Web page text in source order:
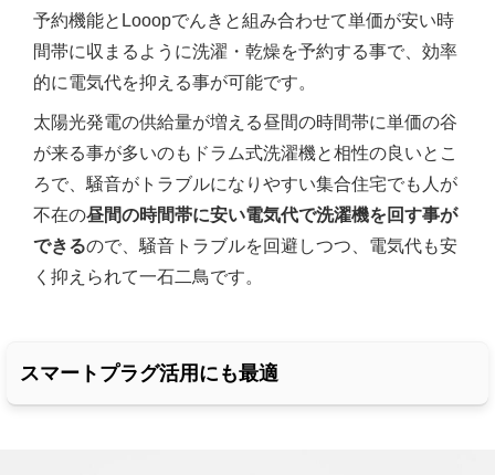
予約機能とLooopでんきと組み合わせて単価が安い時
間帯に収まるように洗濯・乾燥を予約する事で、効率
的に電気代を抑える事が可能です。
太陽光発電の供給量が増える昼間の時間帯に単価の谷
が来る事が多いのもドラム式洗濯機と相性の良いとこ
ろで、騒音がトラブルになりやすい集合住宅でも人が
不在の昼間の時間帯に安い電気代で洗濯機を回す事が
できるので、騒音トラブルを回避しつつ、電気代も安
く抑えられて一石二鳥です。
スマートプラグ活用にも最適